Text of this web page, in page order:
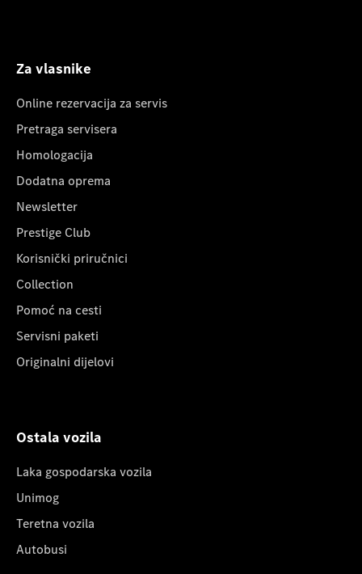
Za vlasnike
Online rezervacija za servis
Pretraga servisera
Homologacija
Dodatna oprema
Newsletter
Prestige Club
Korisnički priručnici
Collection
Pomoć na cesti
Servisni paketi
Originalni dijelovi
Ostala vozila
Laka gospodarska vozila
Unimog
Teretna vozila
Autobusi